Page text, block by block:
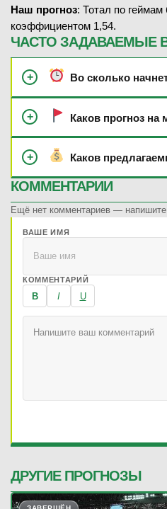
Наш прогноз: Тотал по
коэффициентом 1,54.
ЧАСТО ЗАДАВАЕМЫЕ
Во сколько
Каков прогноз на
Каков
КОММЕНТАРИИ
Ещё нет комментариев — напишите
ВАШЕ ИМЯ
КОММЕНТАРИЙ
B I U
ДРУГИЕ ПРОГНОЗЫ